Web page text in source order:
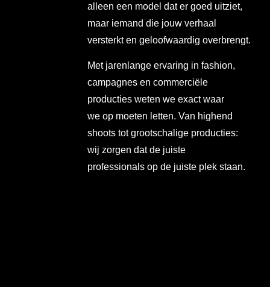
alleen een model dat er goed uitziet,
maar iemand die jouw verhaal
versterkt en geloofwaardig overbrengt.
Met jarenlange ervaring in fashion,
campagnes en commerciële
producties weten we exact waar
we op moeten letten. Van highend
shoots tot grootschalige producties:
wij zorgen dat de juiste
professionals op de juiste plek staan.